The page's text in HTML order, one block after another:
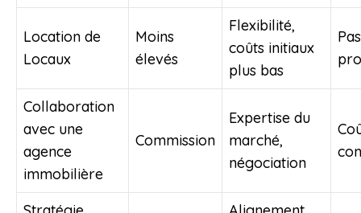
Location de
Locaux
Moins
élevés
Flexibilité,
coûts initiaux
plus bas
Collaboration
avec une
agence
immobilière
Commission
Expertise du
marché,
négociation